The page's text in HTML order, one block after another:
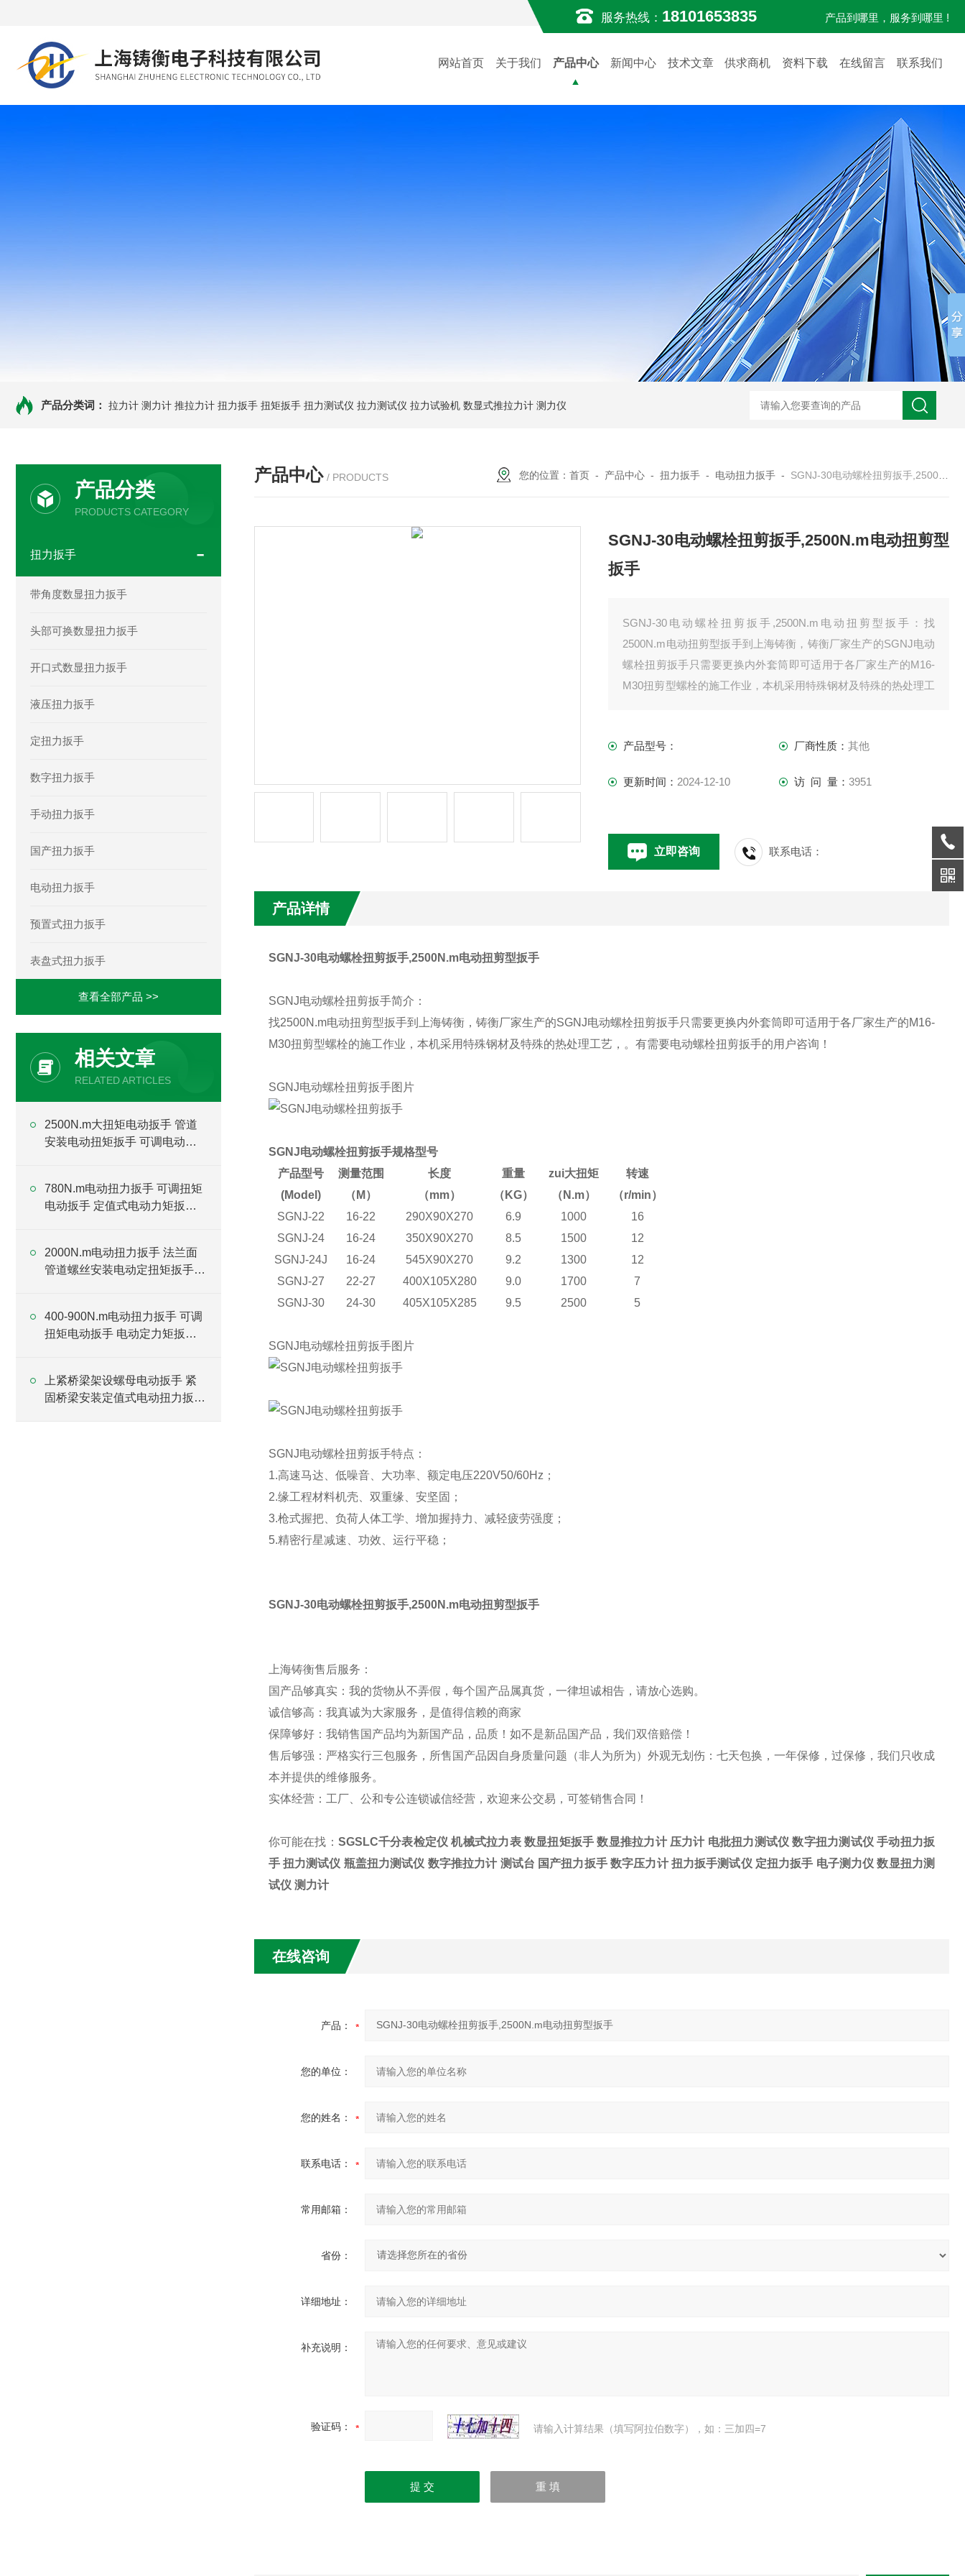
服务热线： 18101653835 产品到哪里，服务到哪里 !
网站首页 关于我们 产品中心 新闻中心 技术文章 供求商机 资料下载 在线留言 联系我们
产品分类词： 拉力计 测力计 推拉力计 扭力扳手 扭矩扳手 扭力测试仪 拉力测试仪 拉力试验机 数显式推拉力计 测力仪
产品分类
PRODUCTS CATEGORY
扭力扳手
带角度数显扭力扳手
头部可换数显扭力扳手
开口式数显扭力扳手
液压扭力扳手
定扭力扳手
数字扭力扳手
手动扭力扳手
国产扭力扳手
电动扭力扳手
预置式扭力扳手
表盘式扭力扳手
查看全部产品 >>
相关文章
RELATED ARTICLES
2500N.m大扭矩电动扳手 管道
安装电动扭矩扳手 可调电动扳
780N.m电动扭力扳手 可调扭矩
电动扳手 定值式电动力矩扳手
2000N.m电动扭力扳手 法兰面
管道螺丝安装电动定扭矩扳手厂
400-900N.m电动扭力扳手 可调
扭矩电动扳手 电动定力矩扳手
上紧桥梁架设螺母电动扳手 紧
固桥梁安装定值式电动扭力扳手
产品中心 / PRODUCTS 您的位置：首页 - 产品中心 -扭力扳手 - 电动扭力扳手 - SGNJ-30电动螺栓扭剪扳手,2500N.m电动扭剪型扳手
SGNJ-30电动螺栓扭剪扳手,2500N.m电动扭剪型
扳手
SGNJ-30电动螺栓扭剪扳手,2500N.m电动扭剪型扳手：找
2500N.m电动扭剪型扳手到上海铸衡，铸衡厂家生产的SGNJ电动
螺栓扭剪扳手只需要更换内外套筒即可适用于各厂家生产的M16-
M30扭剪型螺栓的施工作业，本机采用特殊钢材及特殊的热处理工
产品型号： 厂商性质： 其他
更新时间： 2024-12-10 访 问 量： 3951
立即咨询 联系电话：
产品详情
SGNJ-30电动螺栓扭剪扳手,2500N.m电动扭剪型扳手
SGNJ电动螺栓扭剪扳手简介：
找2500N.m电动扭剪型扳手到上海铸衡，铸衡厂家生产的SGNJ电动螺栓扭剪扳手只需要更换内外套筒即可适用于各厂家生产的M16-
M30扭剪型螺栓的施工作业， 本机采用特殊钢材及特殊的热处理工艺，。 有需要电动螺栓扭剪扳手的用户咨询！
SGNJ电动螺栓扭剪扳手图片
SGNJ电动螺栓扭剪扳手规格型号
产品型号
(Model)
测量范围
（M）
长度
（mm）
重量
（KG）
zui大扭矩
（N.m）
转速
（r/min）
SGNJ-22
16-22 290X90X270 6.9 1000
16
SGNJ-24
16-24 350X90X270 8.5 1500
12
SGNJ-24J
16-24 545X90X270 9.2 1300
12
SGNJ-27
22-27 400X105X280 9.0 1700
7
SGNJ-30
24-30 405X105X285 9.5 2500 5
SGNJ电动螺栓扭剪扳手图片
SGNJ电动螺栓扭剪扳手特点：
1.高速马达、低噪音、大功率、额定电压220V50/60Hz；
2.缘工程材料机壳、双重缘、安坚固；
3.枪式握把、负荷人体工学、增加握持力、减轻疲劳强度；
5.精密行星减速、功效、运行平稳；
SGNJ-30电动螺栓扭剪扳手,2500N.m电动扭剪型扳手
上海铸衡售后服务：
国产品够真实：我的货物从不弄假，每个国产品属真货，一律坦诚相告，请放心选购。
诚信够高：我真诚为大家服务，是值得信赖的商家
保障够好：我销售国产品均为新国产品，品质！如不是新品国产品，我们双倍赔偿！
售后够强：严格实行三包服务，所售国产品因自身质量问题（非人为所为）外观无划伤：七天包换，一年保修，过保修，我们只收成
本并提供的维修服务。
实体经营：工厂、公和专公连锁诚信经营，欢迎来公交易，可签销售合同！
你可能在找： SGSLC千分表检定仪 机械式拉力表 数显扭矩扳手 数显推拉力计 压力计 电批扭力测试仪 数字扭力测试仪 手动扭力扳
手 扭力测试仪 瓶盖扭力测试仪 数字推拉力计 测试台 国产扭力扳手 数字压力计 扭力扳手测试仪 定扭力扳手 电子测力仪 数显扭力测
试仪 测力计
在线咨询
产品：
您的单位：
您的姓名：
联系电话：
常用邮箱：
省份：
详细地址：
补充说明：
验证码： 请输入计算结果（填写阿拉伯数字），如：三加四=7